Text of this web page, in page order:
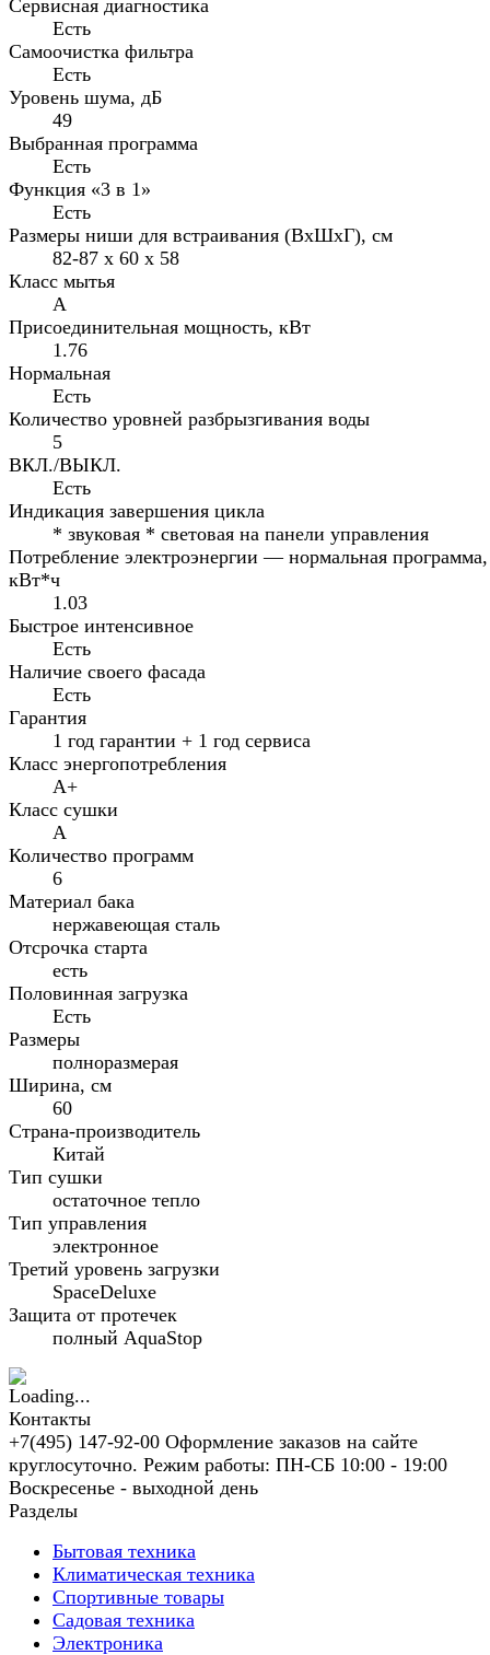
Сервисная диагностика
Есть
Самоочистка фильтра
Есть
Уровень шума, дБ
49
Выбранная программа
Есть
Функция «3 в 1»
Есть
Размеры ниши для встраивания (ВxШxГ), см
82-87 x 60 x 58
Класс мытья
A
Присоединительная мощность, кВт
1.76
Нормальная
Есть
Количество уровней разбрызгивания воды
5
ВКЛ./ВЫКЛ.
Есть
Индикация завершения цикла
* звуковая * световая на панели управления
Потребление электроэнергии — нормальная программа,
кВт*ч
1.03
Быстрое интенсивное
Есть
Наличие своего фасада
Есть
Гарантия
1 год гарантии + 1 год сервиса
Класс энергопотребления
A+
Класс сушки
A
Количество программ
6
Материал бака
нержавеющая сталь
Отсрочка старта
есть
Половинная загрузка
Есть
Размеры
полноразмерая
Ширина, см
60
Страна-производитель
Китай
Тип сушки
остаточное тепло
Тип управления
электронное
Третий уровень загрузки
SpaceDeluxe
Защита от протечек
полный AquaStop
Контакты
+7(495) 147-92-00 Оформление заказов на сайте
круглосуточно. Режим работы: ПН-СБ 10:00 - 19:00
Воскресенье - выходной день
Разделы
Бытовая техника
Климатическая техника
Спортивные товары
Садовая техника
Электроника